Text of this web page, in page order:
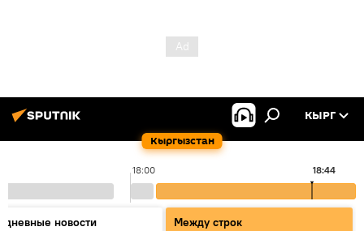
Кыргызстан
КЫРГ
18:00 18:44
новости
Между строк